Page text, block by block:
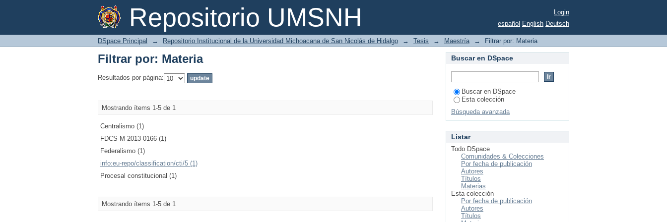
Repositorio UMSNH
Filtrar por: Materia
Login
español English Deutsch
DSpace Principal → Repositorio Institucional de la Universidad Michoacana de San Nicolás de Hidalgo → Tesis → Maestría → Filtrar por: Materia
Filtrar por: Materia
Resultados por página:
Mostrando ítems 1-5 de 1
Centralismo (1)
FDCS-M-2013-0166 (1)
Federalismo (1)
info:eu-repo/classification/cti/5 (1)
Procesal constitucional (1)
Mostrando ítems 1-5 de 1
Buscar en DSpace
Buscar en DSpace
Esta colección
Búsqueda avanzada
Listar
Todo DSpace
Comunidades & Colecciones
Por fecha de publicación
Autores
Títulos
Materias
Esta colección
Por fecha de publicación
Autores
Títulos